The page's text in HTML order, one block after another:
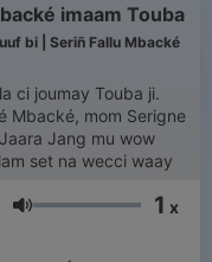
imaam Touba
bi | Seriñ Fallu Mbacké
ci joumay Touba ji.
Mbacké, mom Serigne
wow
bi. Ak mokkalam set na wecci waay
Volume 1 x